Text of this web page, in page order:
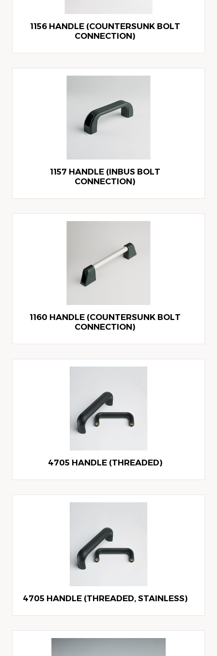
1156 HANDLE (COUNTERSUNK BOLT
CONNECTION)
1157 HANDLE (INBUS BOLT
CONNECTION)
1160 HANDLE (COUNTERSUNK BOLT
CONNECTION)
4705 HANDLE (THREADED)
4705 HANDLE (THREADED, STAINLESS)